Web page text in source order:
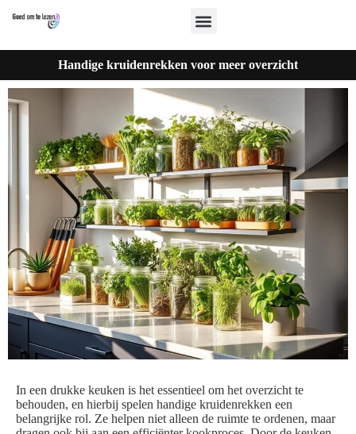
Handige kruidenrekken voor meer overzicht
In een drukke keuken is het essentieel om het overzicht te
behouden, en hierbij spelen handige kruidenrekken een
belangrijke rol. Ze helpen niet alleen de ruimte te ordenen, maar